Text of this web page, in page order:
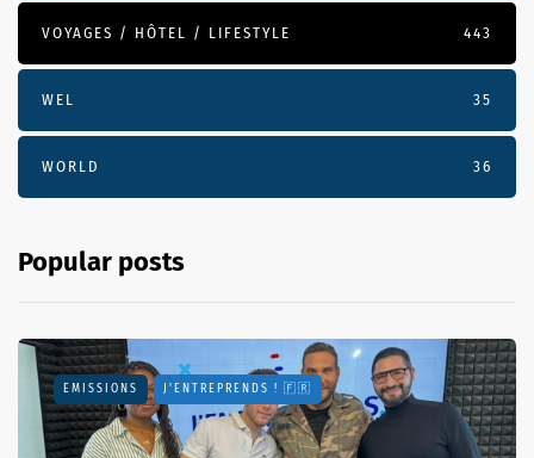
VOYAGES / HÔTEL / LIFESTYLE 443
WEL 35
WORLD 36
Popular posts
EMISSIONS J'ENTREPRENDS ! 🇫🇷